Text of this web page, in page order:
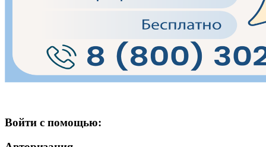
Войти с помощью: